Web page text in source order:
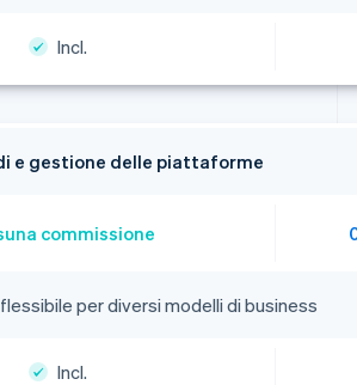
Incl.
e gestione delle piattaforme
commissione
per diversi modelli di business
Incl.